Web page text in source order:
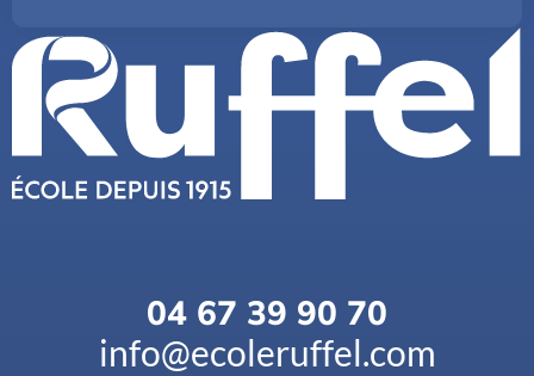
04 67 39 90 70
info@ecoleruffel.com